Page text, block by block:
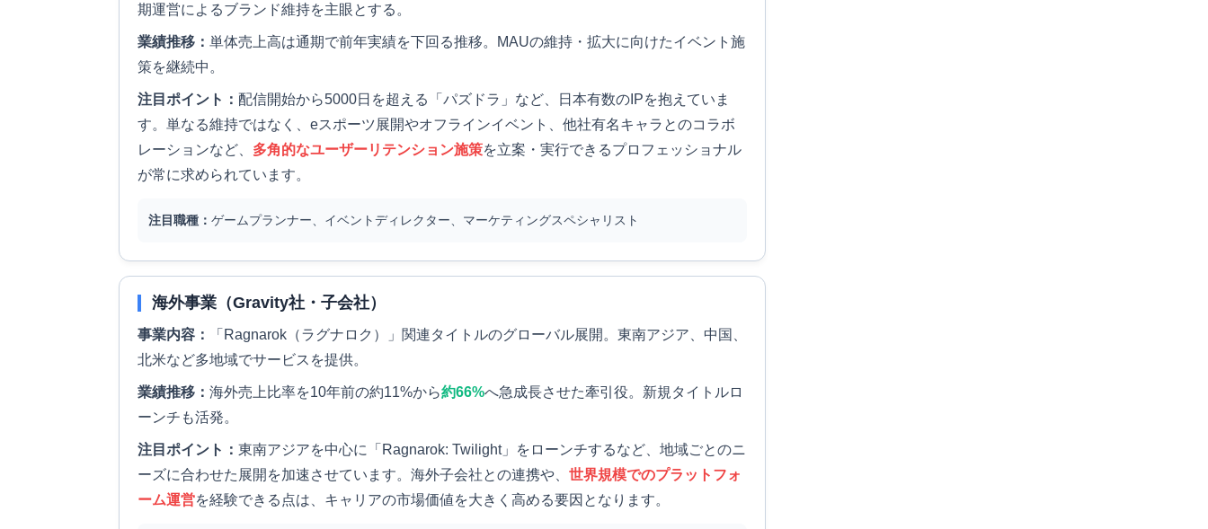
期運営によるブランド維持を主眼とする。
業績推移： 単体売上高は通期で前年実績を下回る推移。MAUの維持・拡大に向けたイベント施
策を継続中。
注目ポイント： 配信開始から5000日を超える「パズドラ」など、日本有数のIPを抱えていま
す。単なる維持ではなく、eスポーツ展開やオフラインイベント、他社有名キャラとのコラボ
レーションなど、 多角的なユーザーリテンション施策を立案・実行できるプロフェッショナル
が常に求められています。
注目職種： ゲームプランナー、イベントディレクター、マーケティングスペシャリスト
海外事業（Gravity社・子会社）
事業内容：
「Ragnarok（ラグナロク）」関連タイトルのグローバル展開。東南アジア、中国、
北米など多地域でサービスを提供。
業績推移： 海外売上比率を10年前の約11%から約66%へ急成長させた牽引役。新規タイトルロ
ーンチも活発。
注目ポイント： 東南アジアを中心に「Ragnarok: Twilight」をローンチするなど、地域ごとのニ
ーズに合わせた展開を加速させています。海外子会社との連携や、 世界規模でのプラットフォ
ーム運営を経験できる点は、キャリアの市場価値を大きく高める要因となります。